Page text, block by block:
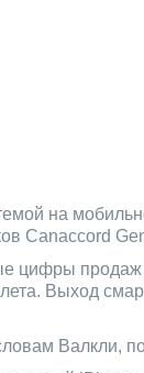
на
Canaccord
цифры продаж
Выход
Валкли,